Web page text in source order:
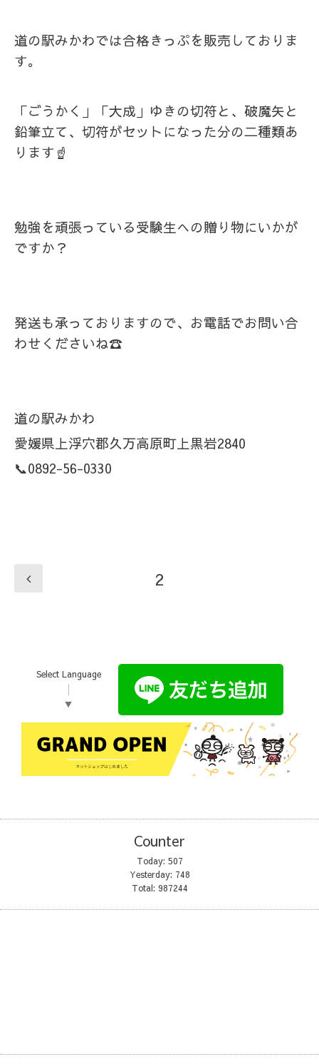
道の駅みかわでは合格きっぷを販売しておりま
す。
「ごうかく」「大成」ゆきの切符と、破魔矢と
鉛筆立て、切符がセットになった分の二種類あ
ります☝
勉強を頑張っている受験生への贈り物にいかが
ですか？
発送も承っておりますので、お電話でお問い合
わせくださいね☎
道の駅みかわ
愛媛県上浮穴郡久万高原町上黒岩2840
📞0892-56-0330
2
Select Language
▼
Counter
Today: 507
Yesterday: 748
Total: 987244